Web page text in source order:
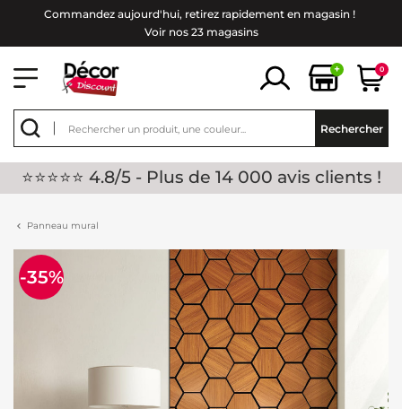
Commandez aujourd'hui, retirez rapidement en magasin !
Voir nos 23 magasins
+ 0
Rechercher
⭐⭐⭐⭐⭐ 4.8/5 - Plus de 14 000 avis clients !
Panneau mural
-35%